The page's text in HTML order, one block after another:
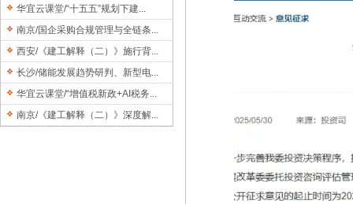
华宜云课堂/“十五五”规划下建...
南京/国企采购合规管理与全链条...
西安/《建工解释（二）》施行背...
长沙/储能发展趋势研判、新型电...
华宜云课堂/“增值税新政+AI税务...
南京/《建工解释（二）》深度解...